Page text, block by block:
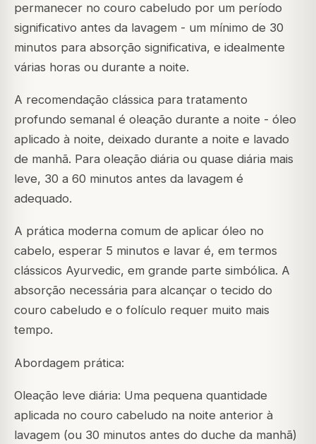
permanecer no couro cabeludo por um período
significativo antes da lavagem - um mínimo de 30
minutos para absorção significativa, e idealmente
várias horas ou durante a noite.
A recomendação clássica para tratamento
profundo semanal é oleação durante a noite - óleo
aplicado à noite, deixado durante a noite e lavado
de manhã. Para oleação diária ou quase diária mais
leve, 30 a 60 minutos antes da lavagem é
adequado.
A prática moderna comum de aplicar óleo no
cabelo, esperar 5 minutos e lavar é, em termos
clássicos Ayurvedic, em grande parte simbólica. A
absorção necessária para alcançar o tecido do
couro cabeludo e o folículo requer muito mais
tempo.
Abordagem prática:
Oleação leve diária: Uma pequena quantidade
aplicada no couro cabeludo na noite anterior à
lavagem (ou 30 minutos antes do duche da manhã)